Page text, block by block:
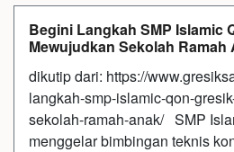
Begini Langkah SMP Islamic
Mewujudkan Sekolah Ramah
dikutip dari: https://
langkah-smp-islamic-qon-
sekolah-ramah-anak/ SMP
menggelar bimbingan teknis